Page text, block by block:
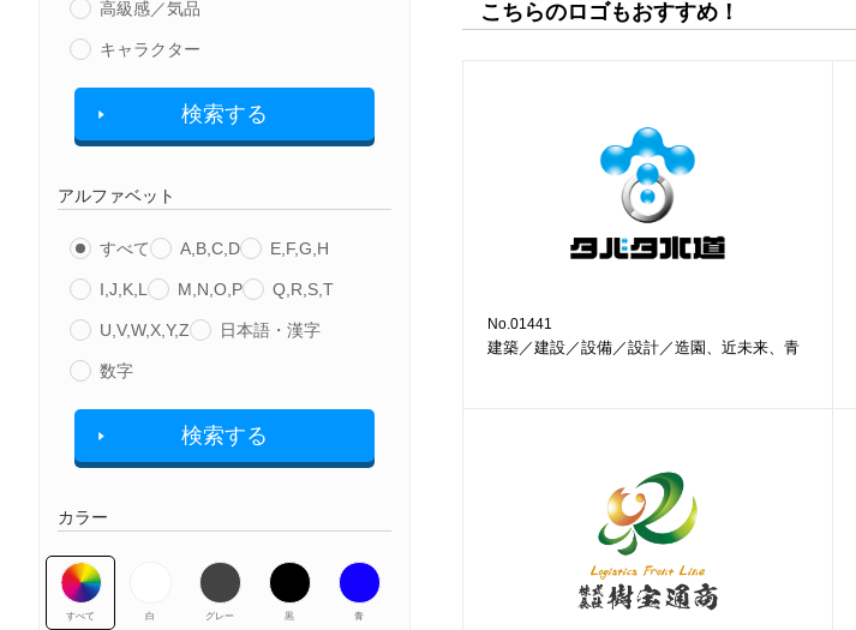
高級感／気品
キャラクター
検索する
アルファベット
すべて A,B,C,D E,F,G,H
I,J,K,L M,N,O,P Q,R,S,T
U,V,W,X,Y,Z 日本語・漢字
数字
検索する
カラー
すべて 白 グレー 黒 青
こちらのロゴもおすすめ！
No.01441
建築／建設／設備／設計／造園、近未来、青